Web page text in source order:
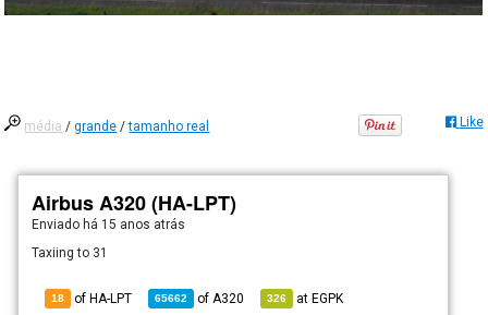
média /grande /tamanho real Like
Airbus A320 (HA-LPT)
Enviado há 15 anos atrás
Taxiing to 31
18 of HA-LPT 65662 of A320 326 atEGPK